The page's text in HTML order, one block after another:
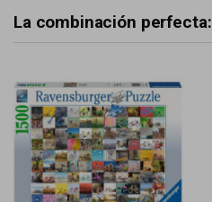
La combinación perfecta: